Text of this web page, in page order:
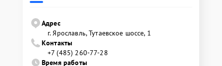
Адрес
г. Ярославль, Тутаевское шоссе, 1
Контакты
+7 (485) 260-77-28
Время работы